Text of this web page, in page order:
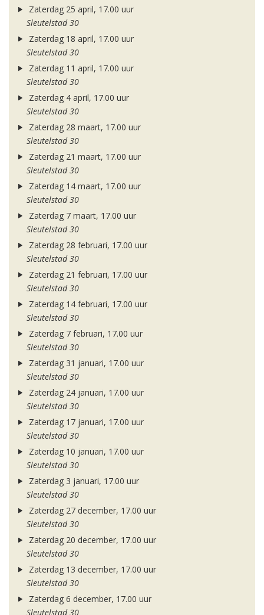
Zaterdag 25 april, 17.00 uur
Sleutelstad 30
Zaterdag 18 april, 17.00 uur
Sleutelstad 30
Zaterdag 11 april, 17.00 uur
Sleutelstad 30
Zaterdag 4 april, 17.00 uur
Sleutelstad 30
Zaterdag 28 maart, 17.00 uur
Sleutelstad 30
Zaterdag 21 maart, 17.00 uur
Sleutelstad 30
Zaterdag 14 maart, 17.00 uur
Sleutelstad 30
Zaterdag 7 maart, 17.00 uur
Sleutelstad 30
Zaterdag 28 februari, 17.00 uur
Sleutelstad 30
Zaterdag 21 februari, 17.00 uur
Sleutelstad 30
Zaterdag 14 februari, 17.00 uur
Sleutelstad 30
Zaterdag 7 februari, 17.00 uur
Sleutelstad 30
Zaterdag 31 januari, 17.00 uur
Sleutelstad 30
Zaterdag 24 januari, 17.00 uur
Sleutelstad 30
Zaterdag 17 januari, 17.00 uur
Sleutelstad 30
Zaterdag 10 januari, 17.00 uur
Sleutelstad 30
Zaterdag 3 januari, 17.00 uur
Sleutelstad 30
Zaterdag 27 december, 17.00 uur
Sleutelstad 30
Zaterdag 20 december, 17.00 uur
Sleutelstad 30
Zaterdag 13 december, 17.00 uur
Sleutelstad 30
Zaterdag 6 december, 17.00 uur
Sleutelstad 30